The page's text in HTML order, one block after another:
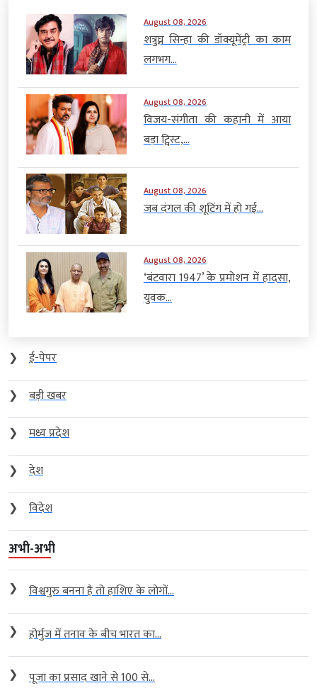
August 08, 2026
शत्रुघ्न सिन्हा की डॉक्यूमेंट्री का काम
लगभग...
August 08, 2026
विजय-संगीता की कहानी में आया
बड़ा ट्विस्ट,...
August 08, 2026
जब दंगल की शूटिंग में हो गई...
August 08, 2026
‘बंटवारा 1947’ के प्रमोशन में हादसा,
युवक...
❯
ई-पेपर
❯
बड़ी खबर
❯
मध्य प्रदेश
❯
देश
❯
विदेश
अभी-अभी
❯ विश्वगुरु बनना है तो हाशिए के लोगों...
❯ होर्मुज में तनाव के बीच भारत का...
❯ पूजा का प्रसाद खाने से 100 से...